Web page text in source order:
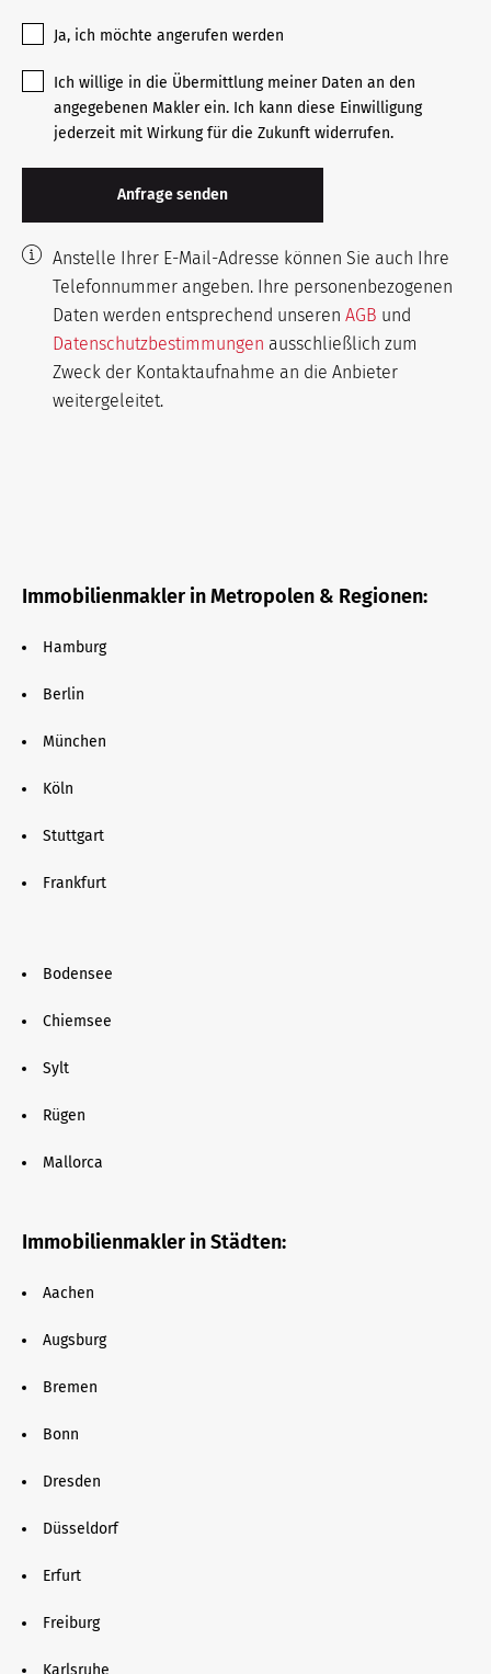
Ja, ich möchte angerufen werden
Ich willige in die Übermittlung meiner Daten an den
angegebenen Makler ein. Ich kann diese Einwilligung
jederzeit mit Wirkung für die Zukunft widerrufen.
Anstelle Ihrer E-Mail-Adresse können Sie auch Ihre
Telefonnummer angeben. Ihre personenbezogenen
Daten werden entsprechend unseren AGB und
Datenschutzbestimmungen ausschließlich zum
Zweck der Kontaktaufnahme an die Anbieter
weitergeleitet.
Immobilienmakler in Metropolen & Regionen:
Hamburg
Berlin
München
Köln
Stuttgart
Frankfurt
Bodensee
Chiemsee
Sylt
Rügen
Mallorca
Immobilienmakler in Städten:
Aachen
Augsburg
Bremen
Bonn
Dresden
Düsseldorf
Erfurt
Freiburg